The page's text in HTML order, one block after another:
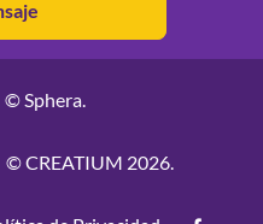
© Sphera.
© CREATIUM 2026.